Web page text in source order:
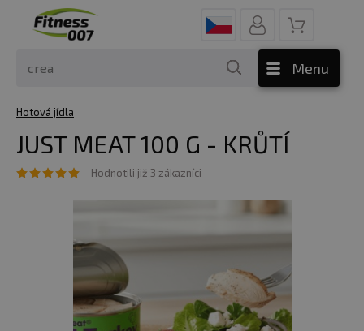
Menu
Hotová jídla
JUST MEAT 100 G - KRŮTÍ
Hodnotili již 3 zákazníci